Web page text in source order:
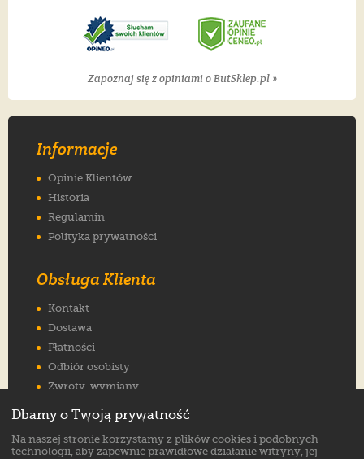
Zapoznaj się z opiniami o ButSklep.pl »
Informacje
Opinie Klientów
Historia
Regulamin
Polityka prywatności
Obsługa Klienta
Kontakt
Dostawa
Płatności
Odbiór osobisty
Zwroty, wymiany
Jak wybrać rozmiar
FAQ
Dbamy o Twoją prywatność
Na naszej stronie korzystamy z plików cookies i podobnych
technologii, aby zapewnić prawidłowe działanie witryny, jej